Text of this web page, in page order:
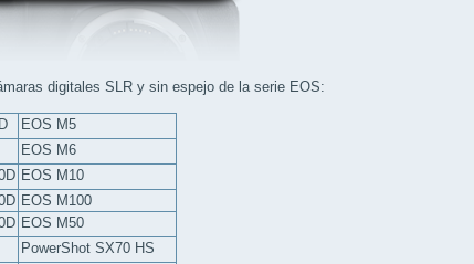
digitales SLR y sin espejo de la serie EOS:
EOS M5
EOS M6
EOS M10
EOS M100
EOS M50
PowerShot SX70 HS